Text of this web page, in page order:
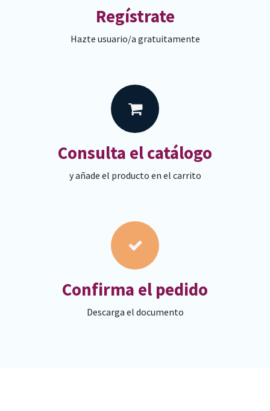
Regístrate
Hazte usuario/a gratuitamente
Consulta el catálogo
y añade el producto en el carrito
Confirma el pedido
Descarga el documento